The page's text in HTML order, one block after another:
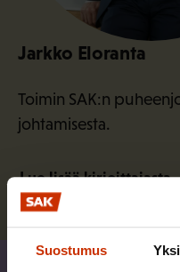
Suostumus
Jarkko Eloranta
Toimin SAK:n
johtamisesta.
Lue lisää kirjoittajasta